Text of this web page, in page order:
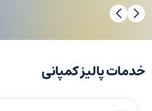
خدمات پالیز کمپانی